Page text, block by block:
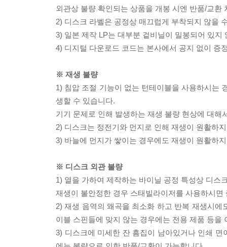
외관상 불량 확인되는 상품을 개봉 시엔 반품/교환
2) 디스크 라벨은 공정상 매끄럽게 부착되지 않을
3) 일본 제작 LP는 대부분 겉비닐이 밀봉되어 있지
4) 디지털 다운로드 코드는 본사에서 공지 없이 증
※ 재생 불량
1) 침압 조절 기능이 없는 턴테이블을 사용하시는
생할 수 있습니다.
기기 문제로 인해 발생하는 재생 불량 현상에 대
2) 디스크는 정전기와 먼지로 인해 재생이 원활하
3) 바늘에 먼지가 쌓이는 경우에도 재생이 원활하
※ 디스크 외관 불량
1) 열을 가하여 제작하는 바이닐 공정 특성상 디스
재생이 불안정한 경우 스태빌라이저를 사용하시
2) 재생 음역의 왜곡을 최소화 하고 반복 재생시
이블 스핀들에 맞지 않는 경우에는 전용 제품 등
3) 디스크에 미세한 잔 흠집이 남아있거나 인쇄